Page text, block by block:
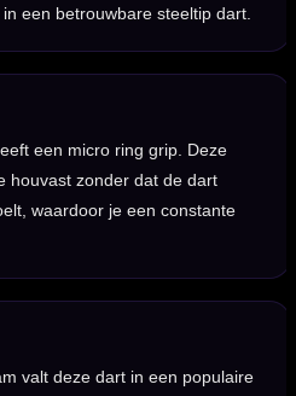
een betrouwbare steeltip dart.
een micro ring grip. Deze
houvast zonder dat de dart
waardoor je een constante
valt deze dart in een populaire